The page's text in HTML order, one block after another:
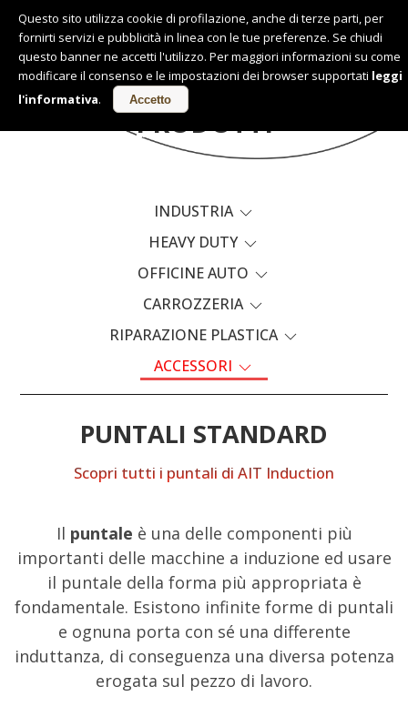
Italiano
PRODOTTI
INDUSTRIA
HEAVY DUTY
OFFICINE AUTO
CARROZZERIA
RIPARAZIONE PLASTICA
ACCESSORI
PUNTALI STANDARD
Scopri tutti i puntali di AIT Induction
Il puntale è una delle componenti più
importanti delle macchine a induzione ed usare
il puntale della forma più appropriata è
fondamentale. Esistono infinite forme di puntali
e ognuna porta con sé una differente
induttanza, di conseguenza una diversa potenza
erogata sul pezzo di lavoro.
Questo sito utilizza cookie di profilazione, anche di terze parti, per
fornirti servizi e pubblicità in linea con le tue preferenze. Se chiudi
questo banner ne accetti l'utilizzo. Per maggiori informazioni su come
modificare il consenso e le impostazioni dei browser supportati leggi
l'informativa. Accetto